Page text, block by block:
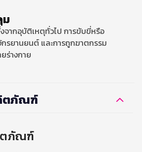
จากอุบัติเหตุทั่วไป การขับขี่หรือ
รยานยนต์ และการถูกฆาตกรรม
ร่างกาย
ตภัณฑ์
ตภัณฑ์